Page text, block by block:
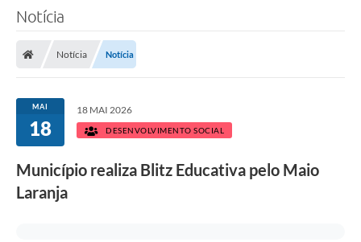
Notícia
Notícia Notícia
MAI
18
18 MAI 2026
DESENVOLVIMENTO SOCIAL
Município realiza Blitz Educativa pelo Maio
Laranja